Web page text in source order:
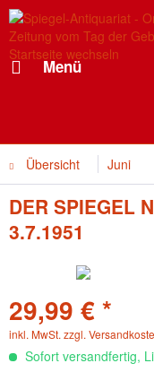
Menü
Übersicht Juni
DER SPIEGEL
3.7.1951
29,99 € *
inkl. MwSt. zzgl.
Sofort versandfertig,